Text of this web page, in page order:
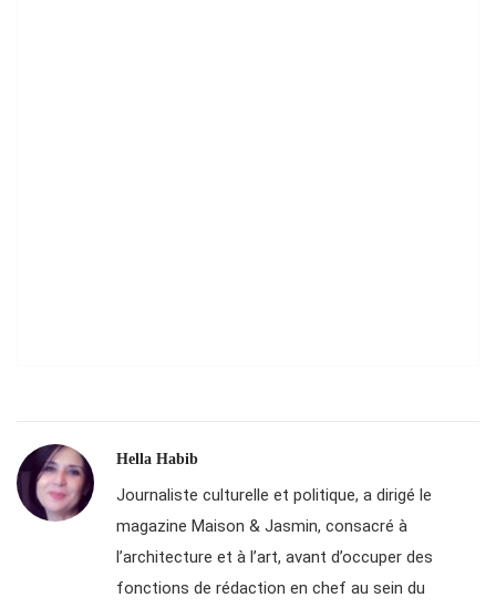
Hella Habib
Journaliste culturelle et politique, a dirigé le
magazine Maison & Jasmin, consacré à
l’architecture et à l’art, avant d’occuper des
fonctions de rédaction en chef au sein du